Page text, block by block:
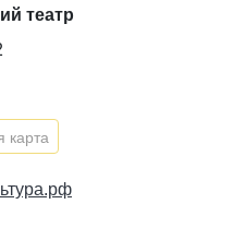
театр
карта